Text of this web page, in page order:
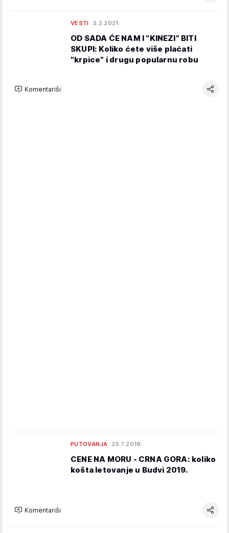
VESTI 3.2.2021.
OD SADA ĆE NAM I "KINEZI" BITI
SKUPI: Koliko ćete više plaćati
"krpice" i drugu popularnu robu
Komentariši
PUTOVANJA 25.7.2019.
CENE NA MORU - CRNA GORA: koliko
košta letovanje u Budvi 2019.
Komentariši